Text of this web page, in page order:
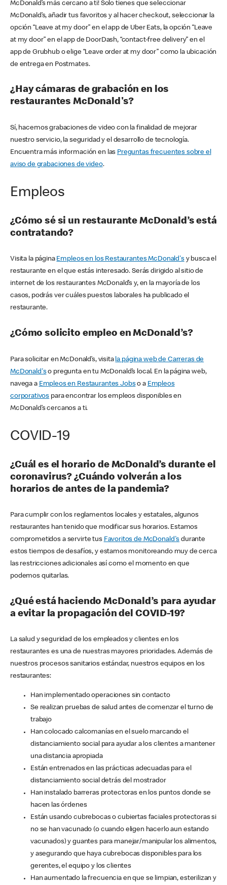
McDonald’s más cercano a ti! Solo tienes que seleccionar
McDonald’s, añadir tus favoritos y al hacer checkout, seleccionar la
opción “Leave at my door” en el app de Uber Eats, la opción “Leave
at my door” en el app de DoorDash, “contact-free delivery” en el
app de Grubhub o elige “Leave order at my door” como la ubicación
de entrega en Postmates.
¿Hay cámaras de grabación en los
restaurantes McDonald's?
Sí, hacemos grabaciones de video con la finalidad de mejorar
nuestro servicio, la seguridad y el desarrollo de tecnología.
Encuentra más información en las Preguntas frecuentes sobre el
aviso de grabaciones de video.
Empleos
¿Cómo sé si un restaurante McDonald’s está
contratando?
Visita la página Empleos en los Restaurantes McDonald'sy busca el
restaurante en el que estás interesado. Serás dirigido al sitio de
internet de los restaurantes McDonald’s y, en la mayoría de los
casos, podrás ver cuáles puestos laborales ha publicado el
restaurante.
¿Cómo solicito empleo en McDonald’s?
Para solicitar en McDonald’s, visita la página web de Carreras de
McDonald'so pregunta en tu McDonald’s local. En la página web,
navega a Empleos en Restaurantes Jobso a Empleos
corporativos para encontrar los empleos disponibles en
McDonald’s cercanos a ti.
COVID-19
¿Cuál es el horario de McDonald’s durante el
coronavirus? ¿Cuándo volverán a los
horarios de antes de la pandemia?
Para cumplir con los reglamentos locales y estatales, algunos
restaurantes han tenido que modificar sus horarios. Estamos
comprometidos a servirte tus Favoritos de McDonald's durante
estos tiempos de desafíos, y estamos monitoreando muy de cerca
las restricciones adicionales así como el momento en que
podemos quitarlas.
¿Qué está haciendo McDonald’s para ayudar
a evitar la propagación del COVID-19?
La salud y seguridad de los empleados y clientes en los
restaurantes es una de nuestras mayores prioridades. Además de
nuestros procesos sanitarios estándar, nuestros equipos en los
restaurantes:
Han implementado operaciones sin contacto
Se realizan pruebas de salud antes de comenzar el turno de
trabajo
Han colocado calcomanías en el suelo marcando el
distanciamiento social para ayudar a los clientes a mantener
una distancia apropiada
Están entrenados en las prácticas adecuadas para el
distanciamiento social detrás del mostrador
Han instalado barreras protectoras en los puntos donde se
hacen las órdenes
Están usando cubrebocas o cubiertas faciales protectoras si
no se han vacunado (o cuando eligen hacerlo aun estando
vacunados) y guantes para manejar/manipular los alimentos,
y asegurando que haya cubrebocas disponibles para los
gerentes, el equipo y los clientes
Han aumentado la frecuencia en que se limpian, esterilizan y